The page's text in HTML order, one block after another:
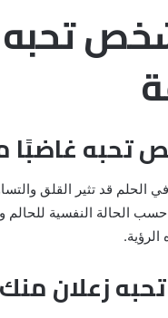
تحبه
غاضبًا
قد تثير القلق
الحالة النفسية للحالم
زعلان